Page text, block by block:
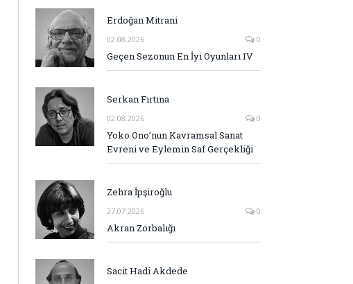
Erdoğan Mitrani
02.08.2026 0
Geçen Sezonun En İyi Oyunları IV
Serkan Fırtına
02.08.2026 0
Yoko Ono’nun Kavramsal Sanat
Evreni ve Eylemin Saf Gerçekliği
Zehra İpşiroğlu
27.07.2026 0
Akran Zorbalığı
Sacit Hadi Akdede